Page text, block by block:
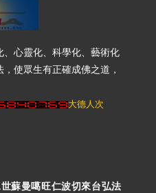
心靈化、科學化、藝術化
使眾生有正確成佛之道，
大德人次
蘇曼噶旺仁波切來台弘法